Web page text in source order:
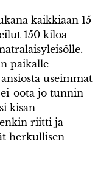
kaikkiaan 15
150 kiloa
paikalle
useimmat
oota jo tunnin
kisan
riitti ja
herkullisen